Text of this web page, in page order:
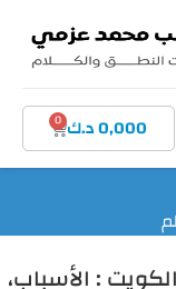
0,000د.ك 0
: الأسباب،